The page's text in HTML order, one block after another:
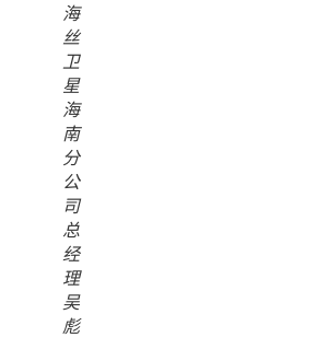
海
丝
卫
星
海
南
分
公
司
总
经
理
吴
彪